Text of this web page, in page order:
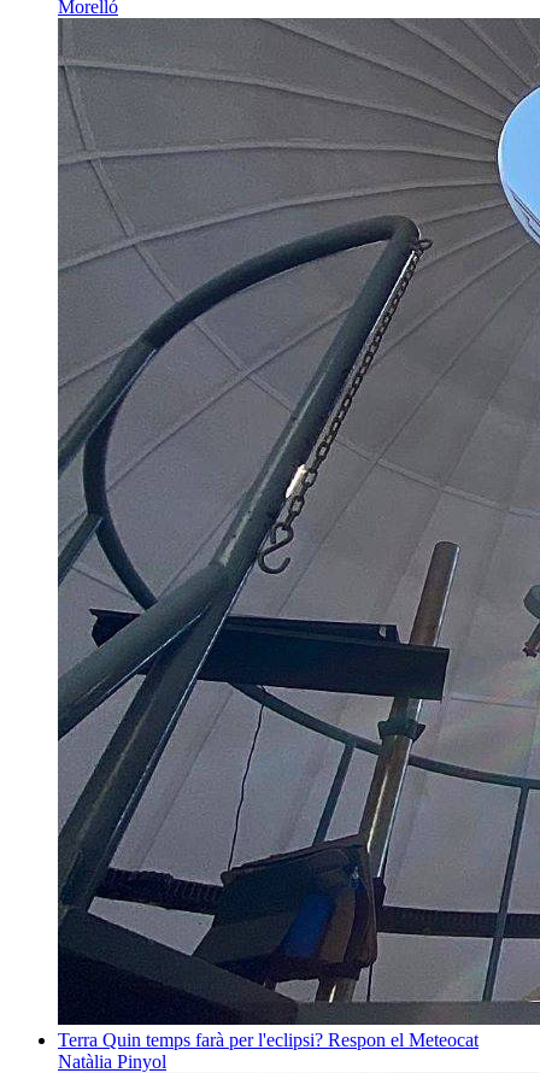
Morelló
Terra Quin temps farà per l'eclipsi? Respon el Meteocat
Natàlia Pinyol